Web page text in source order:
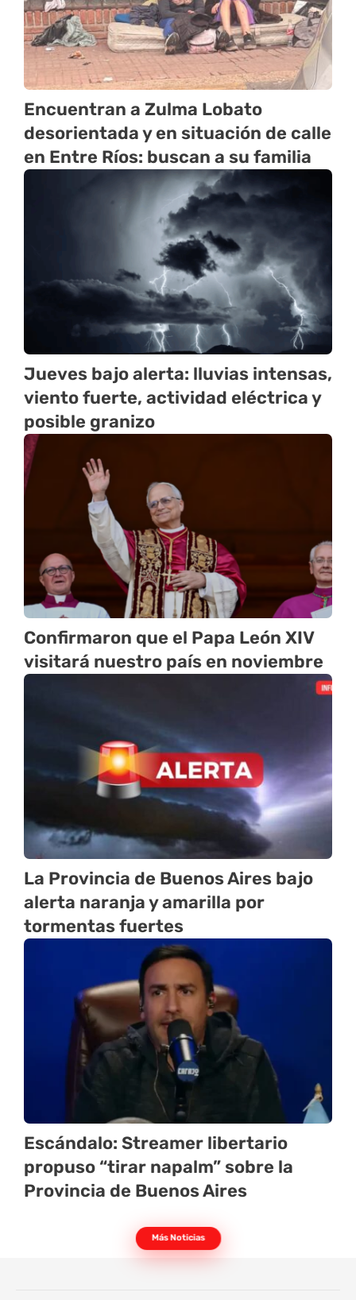
Encuentran a Zulma Lobato
desorientada y en situación de calle
en Entre Ríos: buscan a su familia
Jueves bajo alerta: lluvias intensas,
viento fuerte, actividad eléctrica y
posible granizo
Confirmaron que el Papa León XIV
visitará nuestro país en noviembre
La Provincia de Buenos Aires bajo
alerta naranja y amarilla por
tormentas fuertes
Escándalo: Streamer libertario
propuso “tirar napalm” sobre la
Provincia de Buenos Aires
Más Noticias